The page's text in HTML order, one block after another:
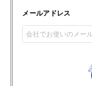
メールアドレス